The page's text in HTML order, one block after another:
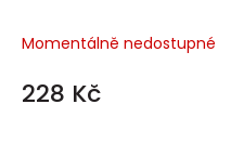
Momentálně nedostupné
228 Kč